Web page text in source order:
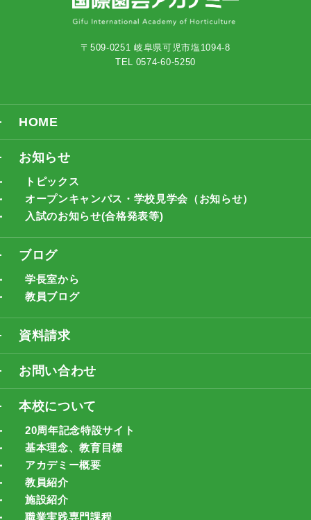
〒509-0251 岐阜県可児市塩1094-8
TEL 0574-60-5250
HOME
お知らせ
トピックス
オープンキャンパス・学校見学会（お知らせ）
入試のお知らせ(合格発表等)
ブログ
学長室から
教員ブログ
資料請求
お問い合わせ
本校について
20周年記念特設サイト
基本理念、教育目標
アカデミー概要
教員紹介
施設紹介
職業実践専門課程